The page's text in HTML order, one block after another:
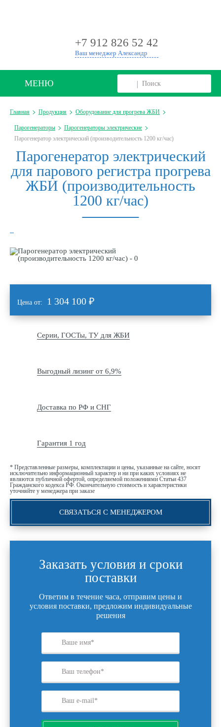
+7 912 826 52 42
Ваш менеджер Александр
МЕНЮ
Главная Продукция Оборудование для прогрева ЖБИ
Парогенераторы
Парогенераторы электрические
Парогенератор электрический (производительность 1200 кг/час)
Парогенератор электрический
для парового регистра прогрева
ЖБИ (производительность
1200 кг/час)
Цена от: 1 304 100 ₽
Серии, ГОСТы, ТУ для ЖБИ
Выгодный лизинг от 6,9%
Доставка по РФ и СНГ
Гарантия 1 год
* Представленные размеры, комплектации и цены, указанные на сайте, носят
исключительно информационный характер и ни при каких условиях не
являются публичной офертой, определяемой положениями Статьи 437
Гражданского кодекса РФ. Окончательную стоимость и характеристики
уточняйте у менеджера при заказе
СВЯЗАТЬСЯ С МЕНЕДЖЕРОМ
Заказать условия и сроки
поставки
Ответим в течение часа, отправим цены и
условия поставки, предложим индивидуальные
решения